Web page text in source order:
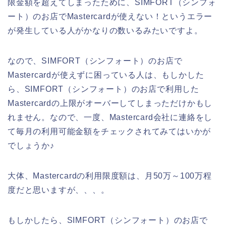
限金額を超えてしまったために、SIMFORT（シンフォ
ート）のお店でMastercardが使えない！というエラー
が発生している人がかなりの数いるみたいですよ。
なので、SIMFORT（シンフォート）のお店で
Mastercardが使えずに困っている人は、もしかした
ら、SIMFORT（シンフォート）のお店で利用した
Mastercardの上限がオーバーしてしまっただけかもし
れません。なので、一度、Mastercard会社に連絡をし
て毎月の利用可能金額をチェックされてみてはいかが
でしょうか♪
大体、Mastercardの利用限度額は、月50万～100万程
度だと思いますが、、、。
もしかしたら、SIMFORT（シンフォート）のお店で